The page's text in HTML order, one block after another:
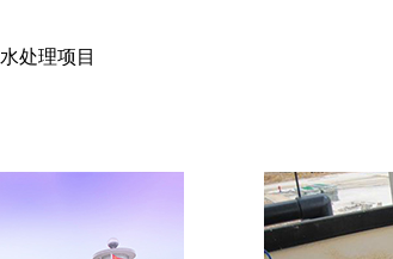
处理项目